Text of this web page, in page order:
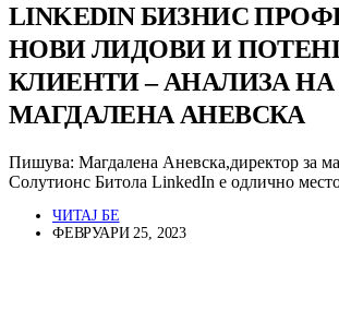
LINKEDIN БИЗНИС
НОВИ ЛИДОВИ И
КЛИЕНТИ – АНАЛИЗА НА
МАГДАЛЕНА АНЕВСКА
Пишува: Магдалена Аневска,директор за
Солутионс Битола LinkedIn е одлично
ЧИТАЈ БЕ
ФЕВРУАРИ 25, 2023